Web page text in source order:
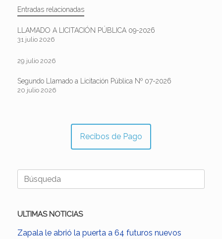
Entradas relacionadas
LLAMADO A LICITACIÓN PÚBLICA 09-2026
31 julio 2026
29 julio 2026
Segundo Llamado a Licitación Pública Nº 07-2026
20 julio 2026
Recibos de Pago
Buscar:
ULTIMAS NOTICIAS
Zapala le abrió la puerta a 64 futuros nuevos